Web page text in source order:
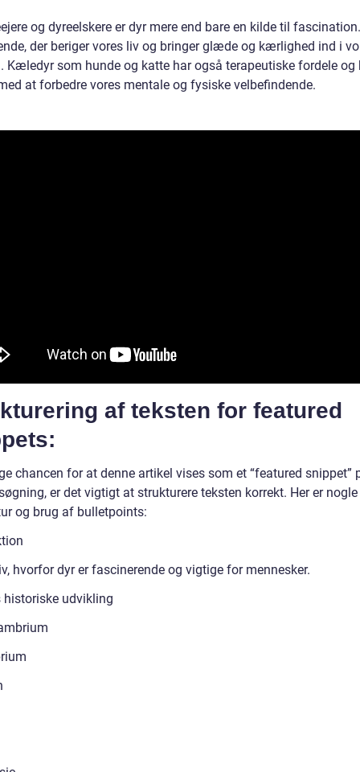
og dyreelskere er dyr mere end bare en kilde til
der beriger vores liv og bringer glæde og kærlighed ind i
Kæledyr som hunde og katte har også terapeutiske fordele og
at forbedre vores mentale og fysiske velbefindende.
af teksten for featured
chancen for at denne artikel vises som et “featured snippet”
er det vigtigt at strukturere teksten korrekt. Her er
og brug af bulletpoints:
hvorfor dyr er fascinerende og vigtige for mennesker.
historiske udvikling